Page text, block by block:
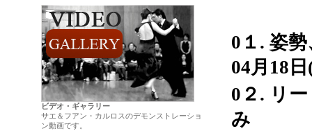
0１. 姿
04月18
0２. リ
み
ビデオ・ギャラリー
サエ＆フアン・カルロスのデモンストレーショ
ン動画です。